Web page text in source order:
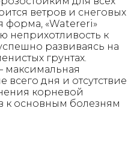
ветров и снеговых
форма, «Watereri»
неприхотливость к
развиваясь на
грунтах.
максимальная
всего дня и отсутствие
корневой
к основным болезням